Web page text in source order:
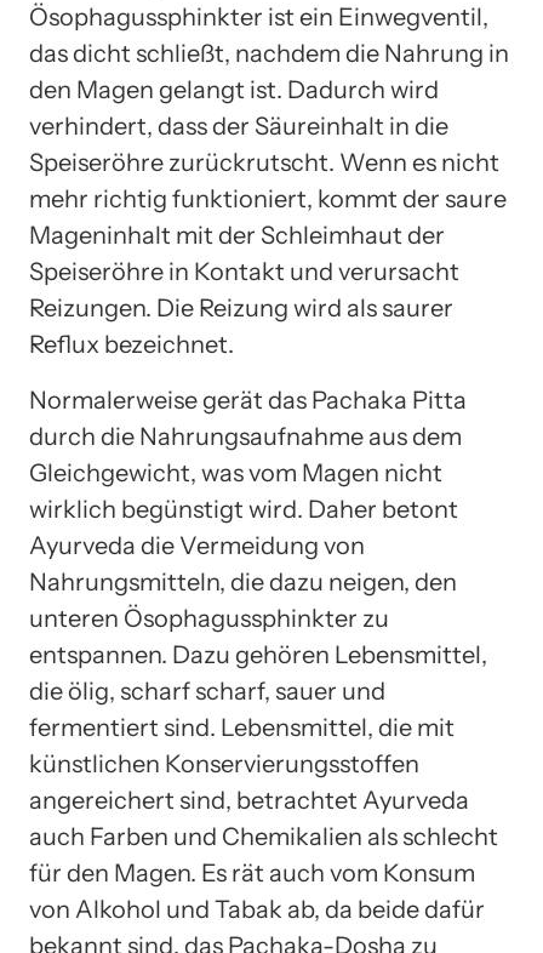
Ösophagussphinkter ist ein Einwegventil,
das dicht schließt, nachdem die Nahrung in
den Magen gelangt ist. Dadurch wird
verhindert, dass der Säureinhalt in die
Speiseröhre zurückrutscht. Wenn es nicht
mehr richtig funktioniert, kommt der saure
Mageninhalt mit der Schleimhaut der
Speiseröhre in Kontakt und verursacht
Reizungen. Die Reizung wird als saurer
Reflux bezeichnet.
Normalerweise gerät das Pachaka Pitta
durch die Nahrungsaufnahme aus dem
Gleichgewicht, was vom Magen nicht
wirklich begünstigt wird. Daher betont
Ayurveda die Vermeidung von
Nahrungsmitteln, die dazu neigen, den
unteren Ösophagussphinkter zu
entspannen. Dazu gehören Lebensmittel,
die ölig, scharf scharf, sauer und
fermentiert sind. Lebensmittel, die mit
künstlichen Konservierungsstoffen
angereichert sind, betrachtet Ayurveda
auch Farben und Chemikalien als schlecht
für den Magen. Es rät auch vom Konsum
von Alkohol und Tabak ab, da beide dafür
bekannt sind, das Pachaka-Dosha zu